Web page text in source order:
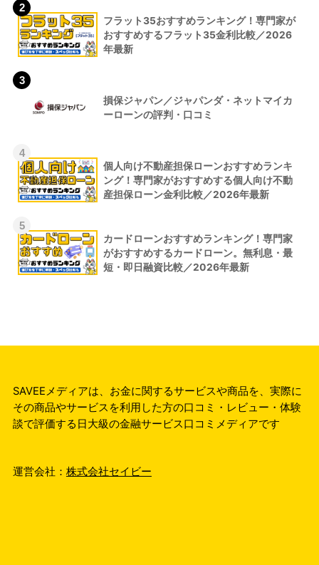
2
フラット35おすすめランキング！専門家が
おすすめするフラット35金利比較／2026
年最新
3
損保ジャパン／ジャパンダ・ネットマイカ
ーローンの評判・口コミ
4
個人向け不動産担保ローンおすすめランキ
ング！専門家がおすすめする個人向け不動
産担保ローン金利比較／2026年最新
5
カードローンおすすめランキング！専門家
がおすすめするカードローン。無利息・最
短・即日融資比較／2026年最新
SAVEEメディアは、お金に関するサービスや商品を、実際に
その商品やサービスを利用した方の口コミ・レビュー・体験
談で評価する日大級の金融サービス口コミメディアです
運営会社： 株式会社セイビー